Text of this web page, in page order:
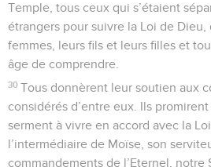
Temple, tous ceux qui s’étaient
étrangers pour suivre la Loi de
femmes, leurs fils et leurs filles et
âge de comprendre.
30 Tous donnèrent leur soutien aux
considérés d’entre eux. Ils
serment à vivre en accord avec la
l’intermédiaire de Moïse, son
commandements de l’Eternel, notre